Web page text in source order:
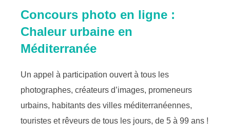
Concours photo en ligne :
Chaleur urbaine en
Méditerranée
Un appel à participation ouvert à tous les
photographes, créateurs d’images, promeneurs
urbains, habitants des villes méditerranéennes,
touristes et rêveurs de tous les jours, de 5 à 99 ans !